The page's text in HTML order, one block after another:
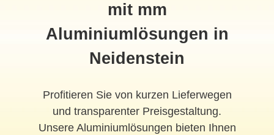
mit mm
Aluminiumlösungen in
Neidenstein
Profitieren Sie von kurzen Lieferwegen
und transparenter Preisgestaltung.
Unsere Aluminiumlösungen bieten Ihnen